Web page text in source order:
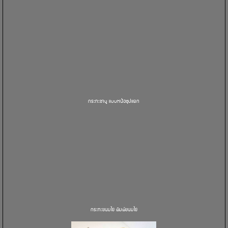
กระทะชาบู แบบหน้อซุปแยก
กระทะขนมไข่ พิมพ์ขนมไข่